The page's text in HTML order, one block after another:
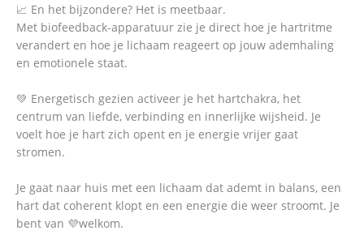
📈 En het bijzondere? Het is meetbaar.
Met biofeedback-apparatuur zie je direct hoe je hartritme
verandert en hoe je lichaam reageert op jouw ademhaling
en emotionele staat.
💚 Energetisch gezien activeer je het hartchakra, het
centrum van liefde, verbinding en innerlijke wijsheid. Je
voelt hoe je hart zich opent en je energie vrijer gaat
stromen.
Je gaat naar huis met een lichaam dat ademt in balans, een
hart dat coherent klopt en een energie die weer stroomt. Je
bent van 💜welkom.